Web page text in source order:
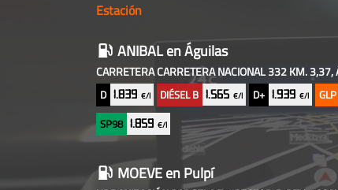
Gasolineras
baratas
cercanas
Estación
ANIBALen Águilas
CARRETERA CARRETERA NACIONAL 332 KM. 3,37,
D 1.839 €/l DIÉSEL B 1.565€/l D+ 1.939 €/l GLP
SP98 1.859 €/l
MOEVEen Pulpí